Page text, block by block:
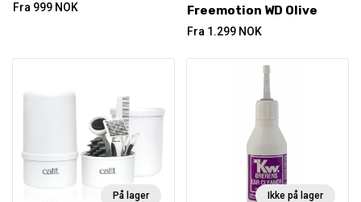
Fra 999 NOK Freemotion WD Olive
Fra 1.299 NOK
På lager Ikke på lager